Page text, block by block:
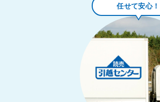
任せて安心！